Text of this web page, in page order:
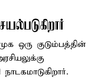
ஒரு குடும்பத்தின்